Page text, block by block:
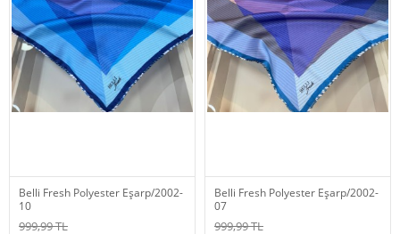
Belli Fresh Polyester Eşarp/2002-
10
999,99 TL
Belli Fresh Polyester Eşarp/2002-
07
999,99 TL